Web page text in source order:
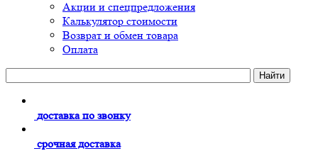
Акции и спецпредложения
Калькулятор стоимости
Возврат и обмен товара
Оплата
доставка по звонку
срочная доставка